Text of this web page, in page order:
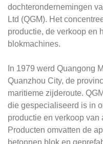
dochterondernemingen
Ltd (QGM). Het
productie, de verkoop en
blokmachines.
In 1979 werd Quangong
Quanzhou City, de
maritieme zijderoute.
die gespecialiseerd is in
productie en verkoop
Producten omvatten de